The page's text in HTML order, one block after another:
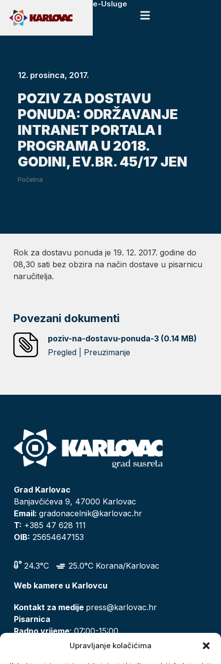
Upravljanje kolačićima
e-Usluge
12. prosinca, 2017.
POZIV ZA DOSTAVU
PONUDA: ODRŽAVANJE
INTRANET PORTALA I
PROGRAMA U 2018.
GODINI, EV.BR. 45/17 JEN
Početna
Rok za dostavu ponuda je 19. 12. 2017. godine do
08,30 sati bez obzira na način dostave u pisarnicu
naručitelja.
Povezani dokumenti
poziv-na-dostavu-ponuda-3 (0.14 MB)
Pregled
Preuzimanje
Grad Karlovac
Banjavčićeva 9, 47000 Karlovac
Email: gradonacelnik@karlovac.hr
T: +385 47 628 111
OIB: 25654647153
24.3°C
25.0°C Korana/Karlovac
Web kamere u Karlovcu
Kontakt za medije press@karlovac.hr
Pisarnica
Radno vrijeme: 07:00-15:00
pisarnica@karlovac.hr